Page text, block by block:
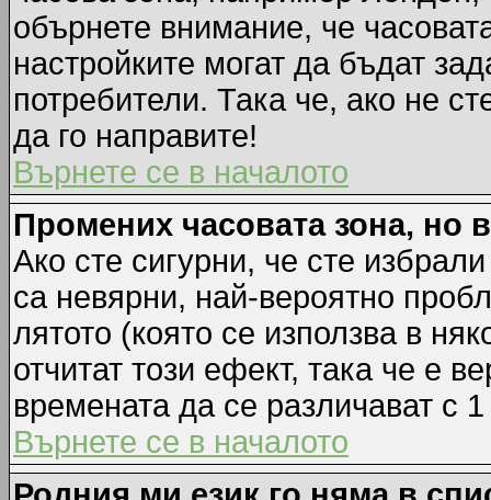
обърнете внимание, че
настройките могат да бъдат
потребители. Така че, ако не
да го направите!
Върнете се в началото
Промених часовата зона, но
Ако сте сигурни, че сте
са невярни, най-вероятно
лятото (която се използва в
отчитат този ефект, така че е
времената да се различават с
Върнете се в началото